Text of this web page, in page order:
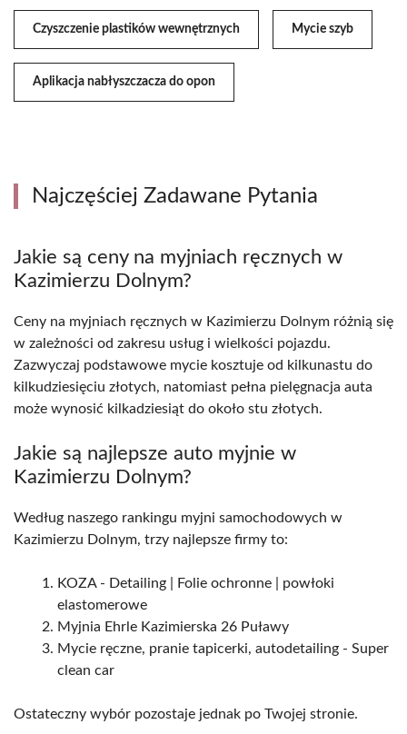
Czyszczenie plastików wewnętrznych Mycie szyb
Aplikacja nabłyszczacza do opon
Najczęściej Zadawane Pytania
Jakie są ceny na myjniach ręcznych w
Kazimierzu Dolnym?
Ceny na myjniach ręcznych w Kazimierzu Dolnym różnią się
w zależności od zakresu usług i wielkości pojazdu.
Zazwyczaj podstawowe mycie kosztuje od kilkunastu do
kilkudziesięciu złotych, natomiast pełna pielęgnacja auta
może wynosić kilkadziesiąt do około stu złotych.
Jakie są najlepsze auto myjnie w
Kazimierzu Dolnym?
Według naszego rankingu myjni samochodowych w
Kazimierzu Dolnym, trzy najlepsze firmy to:
KOZA - Detailing | Folie ochronne | powłoki
elastomerowe
Myjnia Ehrle Kazimierska 26 Puławy
Mycie ręczne, pranie tapicerki, autodetailing - Super
clean car
Ostateczny wybór pozostaje jednak po Twojej stronie.